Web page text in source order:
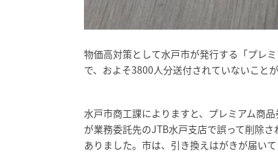
物価高対策として水戸市が発行する「プレ
で、およそ3800人分送付されていないこと
水戸市商工課によりますと、プレミアム商
が業務委託先のJTB水戸支店で誤って削除
ありました。市は、引き換えはがきが届い